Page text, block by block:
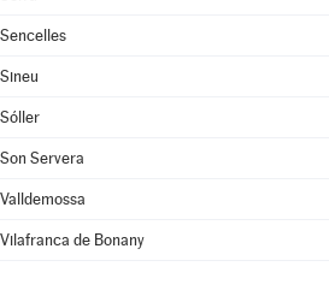
Sencelles
Sineu
Sóller
Son Servera
Valldemossa
Vilafranca de Bonany